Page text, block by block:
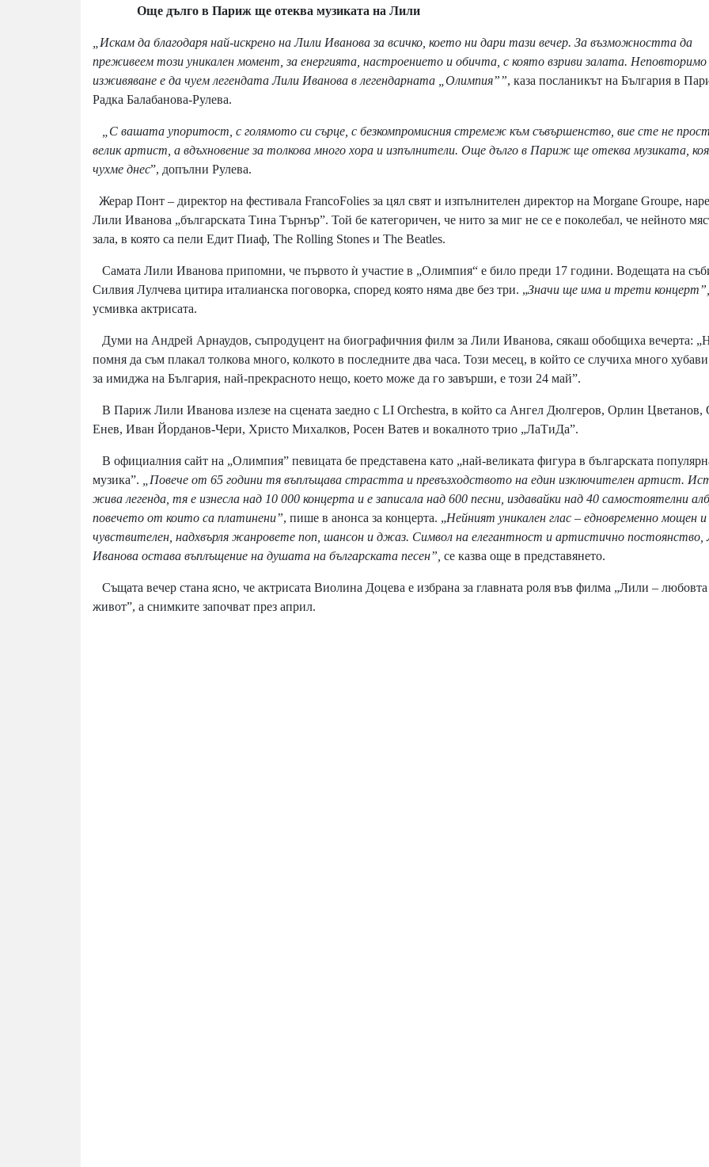
Още дълго в Париж ще отеква музиката на Лили
„Искам да благодаря най-искрено на Лили Иванова за всичко, което ни дари тази вечер. За възможността да
преживеем този уникален момент, за енергията, настроението и обичта, с която взриви залата. Неповторимо
изживяване е да чуем легендата Лили Иванова в легендарната „Олимпия””, каза посланикът на България в
Радка Балабанова-Рулева.
„С вашата упоритост, с голямото си сърце, с безкомпромисния стремеж към съвършенство, вие сте не
велик артист, а вдъхновение за толкова много хора и изпълнители. Още дълго в Париж ще отеква музиката,
чухме днес”, допълни Рулева.
Жерар Понт – директор на фестивала FrancoFolies за цял свят и изпълнителен директор на Morgane Groupe,
Лили Иванова „българската Тина Търнър”. Той бе категоричен, че нито за миг не се е поколебал, че нейното
зала, в която са пели Едит Пиаф, The Rolling Stones и The Beatles.
Самата Лили Иванова припомни, че първото ѝ участие в „Олимпия“ е било преди 17 години. Водещата на
Силвия Лулчева цитира италианска поговорка, според която няма две без три. „Значи ще има и трети концерт”,
усмивка актрисата.
Думи на Андрей Арнаудов, съпродуцент на биографичния филм за Лили Иванова, сякаш обобщиха вечерта:
помня да съм плакал толкова много, колкото в последните два часа. Този месец, в който се случиха много
за имиджа на България, най-прекрасното нещо, което може да го завърши, е този 24 май”.
В Париж Лили Иванова излезе на сцената заедно с LI Orchestra, в който са Ангел Дюлгеров, Орлин Цветанов,
Енев, Иван Йорданов-Чери, Христо Михалков, Росен Ватев и вокалното трио „ЛаТиДа”.
В официалния сайт на „Олимпия” певицата бе представена като „най-великата фигура в българската
музика”.
„Повече от 65 години тя въплъщава страстта и превъзходството на един изключителен артист.
жива легенда, тя е изнесла над 10 000 концерта и е записала над 600 песни, издавайки над 40 самостоятелни
повечето от които са платинени”, пише в анонса за концерта. „Нейният уникален глас – едновременно мощен и
чувствителен, надхвърля жанровете поп, шансон и джаз. Символ на елегантност и артистично постоянство,
Иванова остава въплъщение на душата на българската песен”, се казва още в представянето.
Същата вечер стана ясно, че актрисата Виолина Доцева е избрана за главната роля във филма „Лили – любовта
живот”, а снимките започват през април.